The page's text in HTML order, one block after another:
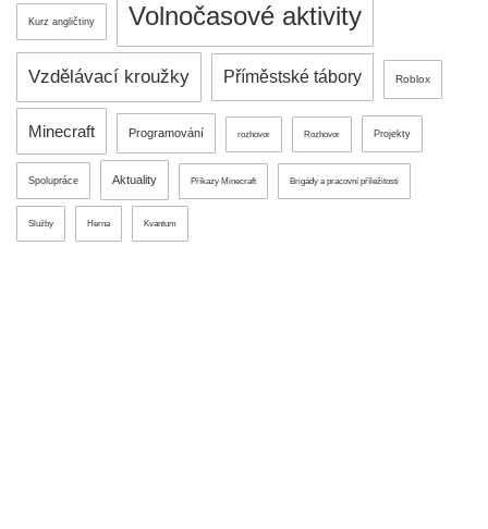
Kurz angličtiny Volnočasové aktivity
Vzdělávací kroužky Příměstské tábory Roblox
Minecraft Programování rozhovor Rozhovor Projekty
Spolupráce Aktuality Příkazy Minecraft Brigády a pracovní příležitosti
Služby Herna Kvantum